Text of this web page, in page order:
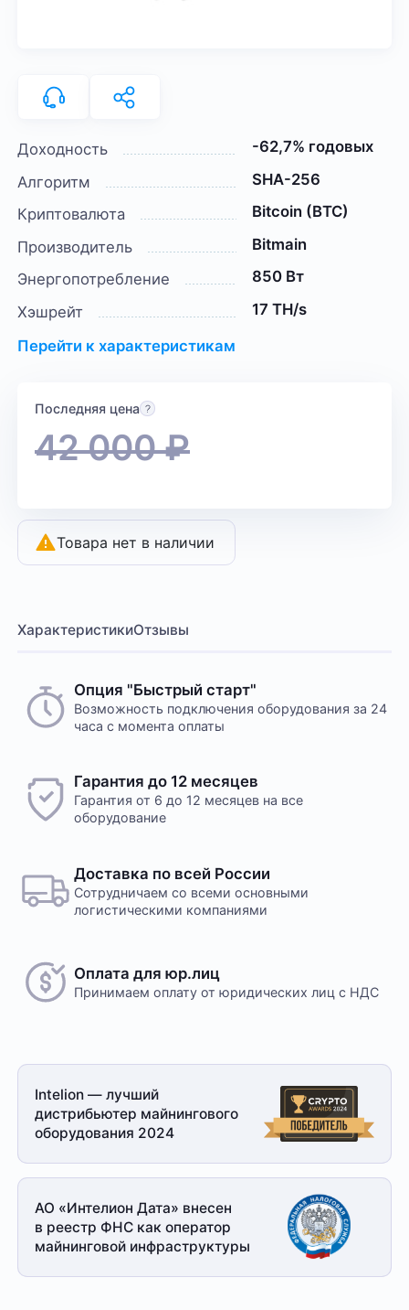
Доходность
-62,7% годовых
Алгоритм
SHA-256
Криптовалюта
Bitcoin (BTC)
Производитель
Bitmain
Энергопотребление
850 Вт
Хэшрейт
17 TH/s
Перейти к характеристикам
Последняя цена
42 000₽
Товара нет в наличии
ХарактеристикиОтзывы
Опция "Быстрый старт"
Возможность подключения оборудования за 24
часа с момента оплаты
Гарантия до 12 месяцев
Гарантия от 6 до 12 месяцев на все
оборудование
Доставка по всей России
Сотрудничаем со всеми основными
логистическими компаниями
Оплата для юр.лиц
Принимаем оплату от юридических лиц с НДС
Intelion — лучший
дистрибьютер майнингового
оборудования 2024
АО «Интелион Дата» внесен
в реестр ФНС как оператор
майнинговой инфраструктуры